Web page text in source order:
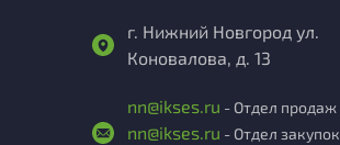
г. Нижний Новгород ул.
Коновалова, д. 13
nn@ikses.ru - Отдел продаж
nn@ikses.ru - Отдел закупок